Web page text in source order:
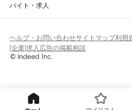
千葉市
旭市習志野市柏市勝浦市市原市流
君津市富津市浦安市
匝瑳市香取市
JR中央・総武線
市川駅本八幡駅下総中山駅
新検見川駅
南酒々井駅
日向駅
飯岡駅倉橋駅 松岸駅銚子駅
職種を追加・変更
飲食・フードサービスすべて
ホールスタッフキッチンスタッフ
パン屋（ベーカリー）
飲食
営業テレフォンアポインター（テレア
フードカウンター販売員
アパレル 家
人気
日払いOK高校生歓迎
シフト
土日祝のみOK
平日のみOK 週1日から
雇用形態を追加・変更
派遣社員
業務委託
バイト・求人
ヘルプ・お問い合わせサイトマップ利用
[企業]求人広告の掲載相談